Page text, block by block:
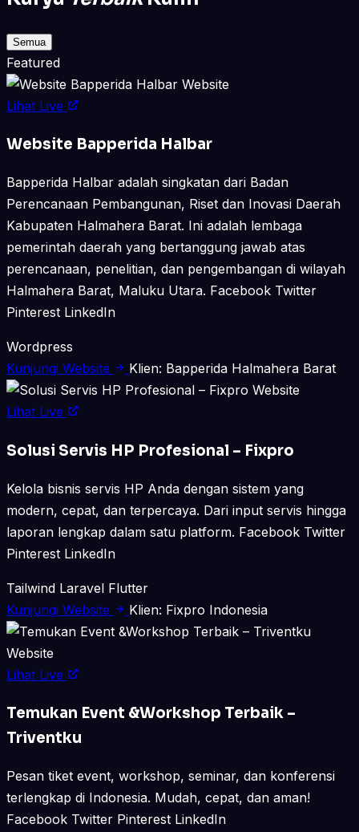
Semua
Featured
Website
Lihat Live
Website Bapperida Halbar
Bapperida Halbar adalah singkatan dari Badan
Perencanaan Pembangunan, Riset dan Inovasi Daerah
Kabupaten Halmahera Barat. Ini adalah lembaga
pemerintah daerah yang bertanggung jawab atas
perencanaan, penelitian, dan pengembangan di wilayah
Halmahera Barat, Maluku Utara. Facebook Twitter
Pinterest LinkedIn
Wordpress
Kunjungi Website
Klien: Bapperida Halmahera Barat
Website
Lihat Live
Solusi Servis HP Profesional – Fixpro
Kelola bisnis servis HP Anda dengan sistem yang
modern, cepat, dan terpercaya. Dari input servis hingga
laporan lengkap dalam satu platform. Facebook Twitter
Pinterest LinkedIn
Tailwind Laravel Flutter
Kunjungi Website
Klien: Fixpro Indonesia
Website
Lihat Live
Temukan Event &Workshop Terbaik –
Triventku
Pesan tiket event, workshop, seminar, dan konferensi
terlengkap di Indonesia. Mudah, cepat, dan aman!
Facebook Twitter Pinterest LinkedIn